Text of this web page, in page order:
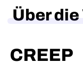
Über
CREEP